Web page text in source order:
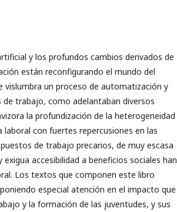
y los profundos cambios derivados de
están reconfigurando el mundo del
un proceso de automatización y
trabajo, como adelantaban diversos
la profundización de la heterogeneidad
con fuertes repercusiones en las
de trabajo precarios, de muy escasa
accesibilidad a beneficios sociales han
Los textos que componen este libro
especial atención en el impacto que
y la formación de las juventudes, y sus